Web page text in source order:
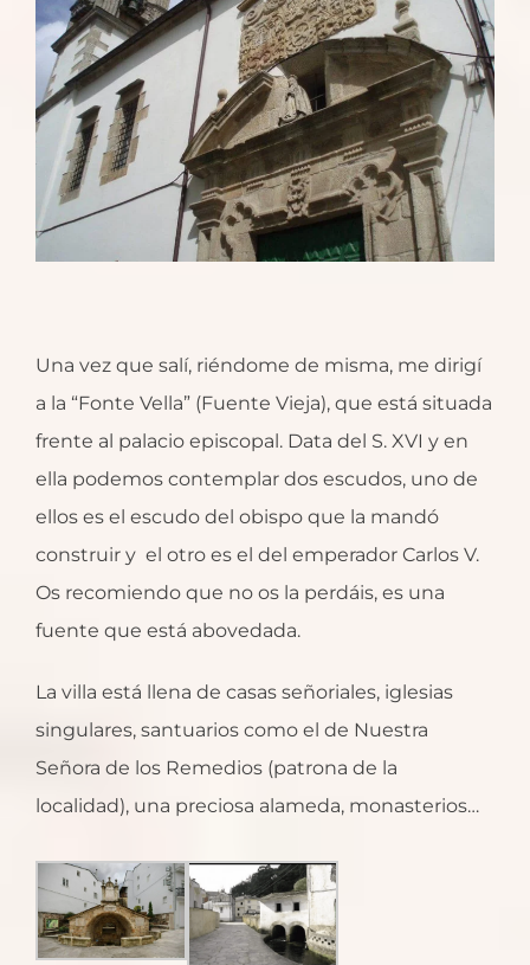
Una vez que salí, riéndome de misma, me dirigí
a la “Fonte Vella” (Fuente Vieja), que está situada
frente al palacio episcopal. Data del S. XVI y en
ella podemos contemplar dos escudos, uno de
ellos es el escudo del obispo que la mandó
construir y el otro es el del emperador Carlos V.
Os recomiendo que no os la perdáis, es una
fuente que está abovedada.
La villa está llena de casas señoriales, iglesias
singulares, santuarios como el de Nuestra
Señora de los Remedios (patrona de la
localidad), una preciosa alameda, monasterios…